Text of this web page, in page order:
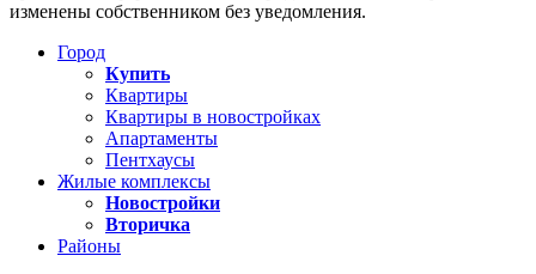
изменены собственником без уведомления.
Город
Купить
Квартиры
Квартиры в новостройках
Апартаменты
Пентхаусы
Жилые комплексы
Новостройки
Вторичка
Районы